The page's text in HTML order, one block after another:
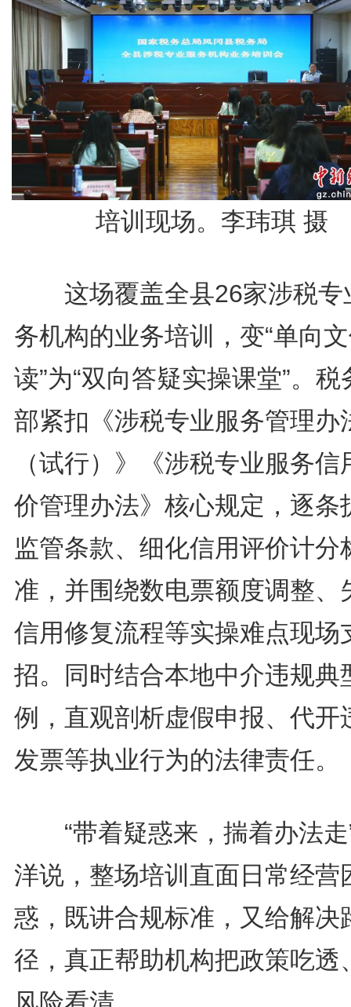
培训现场。李玮琪 摄
这场覆盖全县26家涉税专
务机构的业务培训，变“单向
读”为“双向答疑实操课堂”。税
部紧扣《涉税专业服务管理办
（试行）》《涉税专业服务信
价管理办法》核心规定，逐条
监管条款、细化信用评价计分
准，并围绕数电票额度调整、
信用修复流程等实操难点现场
招。同时结合本地中介违规典
例，直观剖析虚假申报、代开
发票等执业行为的法律责任。
“带着疑惑来，揣着办法走
洋说，整场培训直面日常经营
惑，既讲合规标准，又给解决
径，真正帮助机构把政策吃透